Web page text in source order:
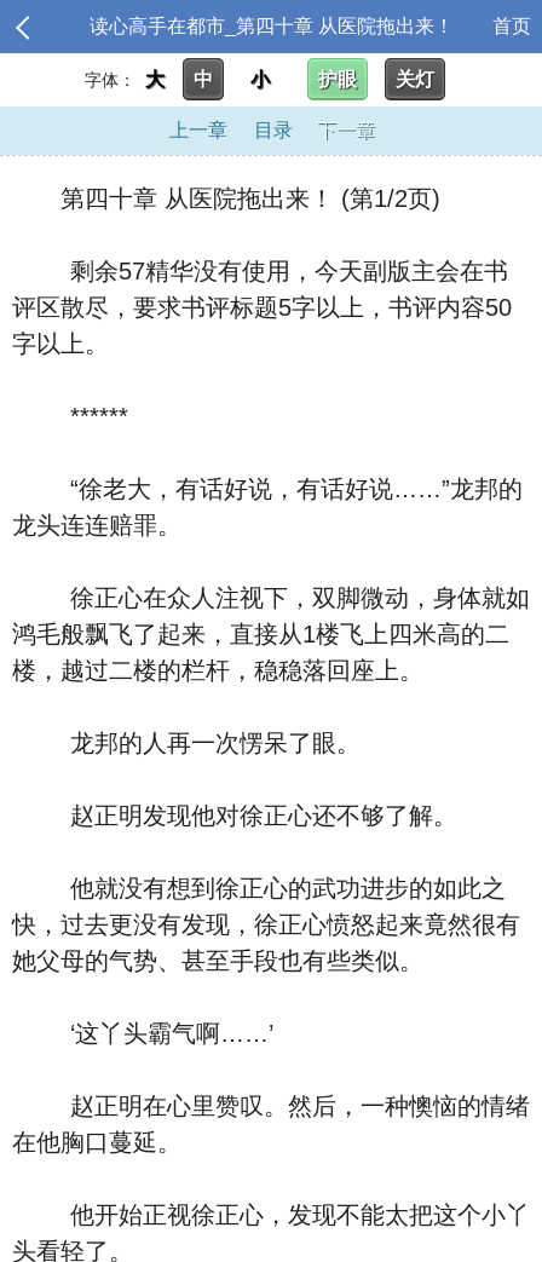
读心高手在都市_第四十章 从医院拖出来！ 首页
字体： 大 中 小 护眼 关灯
上一章 目录 下一章
第四十章 从医院拖出来！ (第1/2页)
剩余57精华没有使用，今天副版主会在书
评区散尽，要求书评标题5字以上，书评内容50
字以上。
******
“徐老大，有话好说，有话好说……”龙邦的
龙头连连赔罪。
徐正心在众人注视下，双脚微动，身体就如
鸿毛般飘飞了起来，直接从1楼飞上四米高的二
楼，越过二楼的栏杆，稳稳落回座上。
龙邦的人再一次愣呆了眼。
赵正明发现他对徐正心还不够了解。
他就没有想到徐正心的武功进步的如此之
快，过去更没有发现，徐正心愤怒起来竟然很有
她父母的气势、甚至手段也有些类似。
‘这丫头霸气啊……’
赵正明在心里赞叹。然后，一种懊恼的情绪
在他胸口蔓延。
他开始正视徐正心，发现不能太把这个小丫
头看轻了。